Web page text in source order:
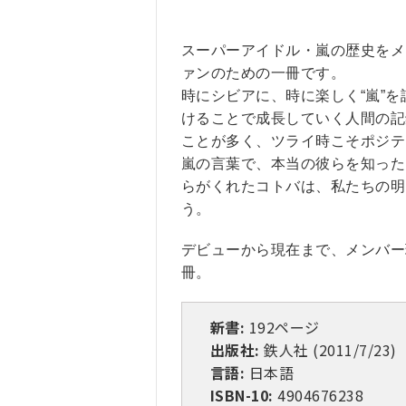
スーパーアイドル・嵐の歴史を
ァンのための一冊です。
時にシビアに、時に楽しく“嵐”
けることで成長していく人間の
ことが多く、ツライ時こそポジ
嵐の言葉で、本当の彼らを知っ
らがくれたコトバは、私たちの
う。
デビューから現在まで、メンバ
冊。
新書: 192ページ
出版社: 鉄人社 (2011/7/23)
言語: 日本語
ISBN-10: 4904676238